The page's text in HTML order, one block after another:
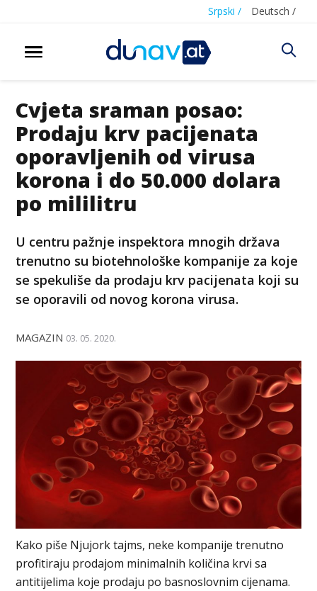
Srpski / Deutsch /
Cvjeta sraman posao:
Prodaju krv pacijenata
oporavljenih od virusa
korona i do 50.000 dolara
po mililitru
U centru pažnje inspektora mnogih država
trenutno su biotehnološke kompanije za koje
se spekuliše da prodaju krv pacijenata koji su
se oporavili od novog korona virusa.
MAGAZIN 03. 05. 2020.
Kako piše Njujork tajms, neke kompanije trenutno
profitiraju prodajom minimalnih količina krvi sa
antitijelima koje prodaju po basnoslovnim cijenama.